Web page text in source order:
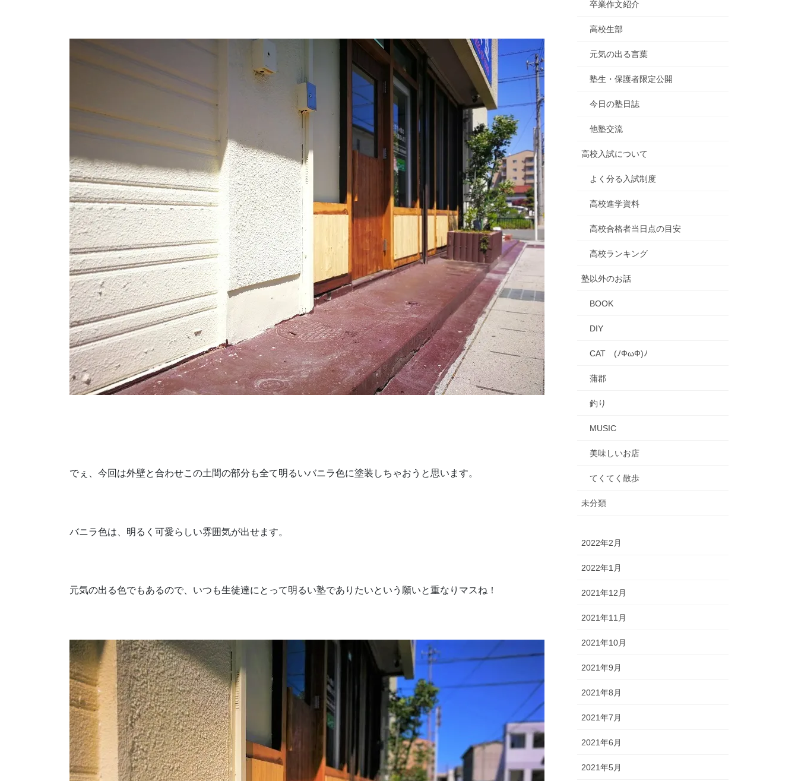
でぇ、今回は外壁と合わせこの土間の部分も全て明るいバニラ色に塗装しちゃおうと思います。
バニラ色は、明るく可愛らしい雰囲気が出せます。
元気の出る色でもあるので、いつも生徒達にとって明るい塾でありたいという願いと重なりマスね！
卒業作文紹介
高校生部
元気の出る言葉
塾生・保護者限定公開
今日の塾日誌
他塾交流
高校入試について
よく分る入試制度
高校進学資料
高校合格者当日点の目安
高校ランキング
塾以外のお話
BOOK
DIY
CAT (ﾉФωФ)ﾉ
蒲郡
釣り
MUSIC
美味しいお店
てくてく散歩
未分類
2022年2月
2022年1月
2021年12月
2021年11月
2021年10月
2021年9月
2021年8月
2021年7月
2021年6月
2021年5月